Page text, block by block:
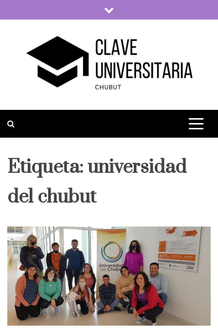
to
Clave Universitaria
Etiqueta:universidad
del chubut